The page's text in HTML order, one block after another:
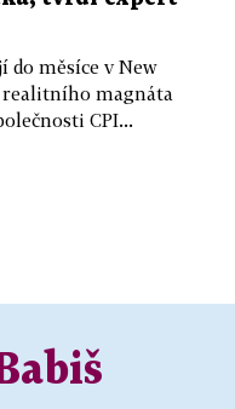
do měsíce v New
magnáta
CPI...